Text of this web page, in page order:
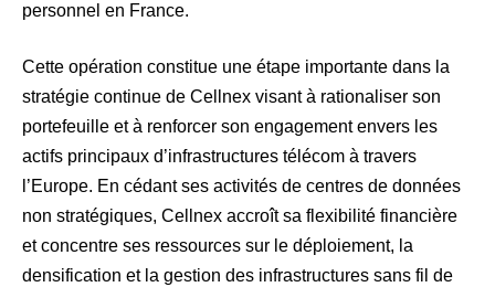
personnel en France.
Cette opération constitue une étape importante dans la
stratégie continue de Cellnex visant à rationaliser son
portefeuille et à renforcer son engagement envers les
actifs principaux d’infrastructures télécom à travers
l’Europe. En cédant ses activités de centres de données
non stratégiques, Cellnex accroît sa flexibilité financière
et concentre ses ressources sur le déploiement, la
densification et la gestion des infrastructures sans fil de